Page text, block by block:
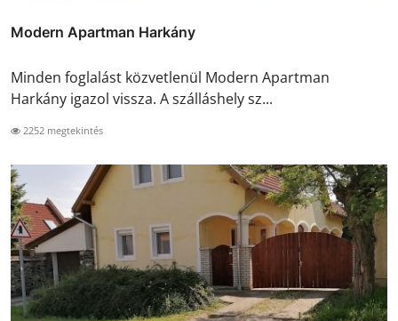
Modern Apartman Harkány
Minden foglalást közvetlenül Modern Apartman
Harkány igazol vissza. A szálláshely sz...
2252 megtekintés